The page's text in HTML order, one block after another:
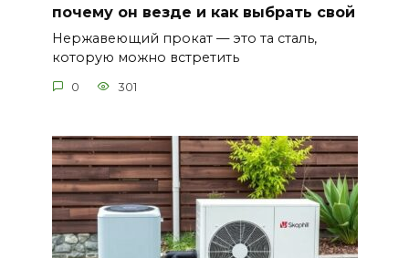
почему он везде и как выбрать свой
Нержавеющий прокат — это та сталь,
которую можно встретить
0 301